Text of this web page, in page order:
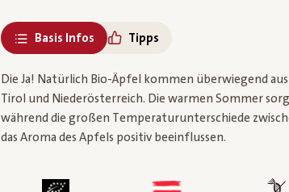
Basis Infos Tipps
Die Ja! Natürlich Bio-Äpfel kommen überwiegend
Tirol und Niederösterreich. Die warmen Sommer
während die großen Temperaturunterschiede
das Aroma des Apfels positiv beeinflussen.